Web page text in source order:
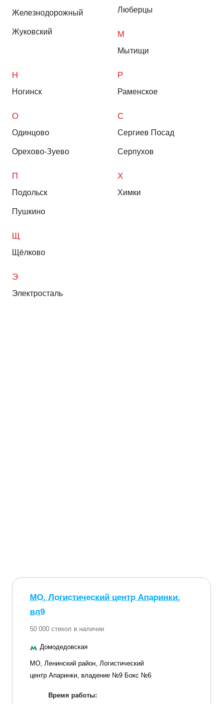
Железнодорожный
Жуковский
Люберцы
М
Мытищи
Н
Ногинск
О
Одинцово
Орехово-Зуево
П
Подольск
Пушкино
Р
Раменское
С
Сергиев Посад
Серпухов
Х
Химки
Щ
Щёлково
Э
Электросталь
МО, Логистический центр Апаринки,
вл9
50 000 стекол в наличии
Домодедовская
МО, Ленинский район, Логистический
центр Апаринки, владение №9 Бокс №6
Время работы: